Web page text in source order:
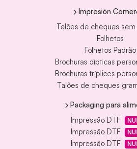
Impresión
Talões de cheques
Folhetos
Folhetos Padrão
Brochuras dípticas
Brochuras tríplices
Talões de cheques
Packaging para
Impressão DTF
Impressão DTF
Impressão DTF